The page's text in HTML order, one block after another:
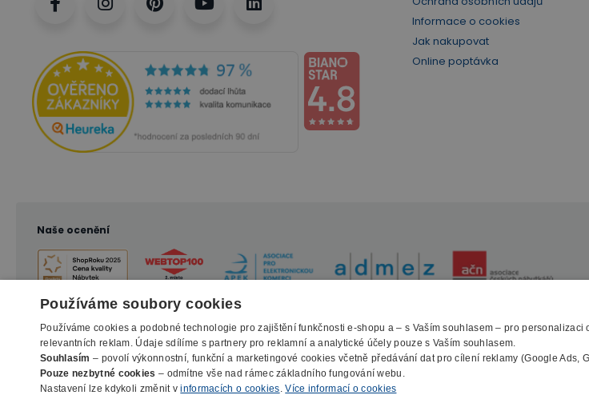
Informace o cookies
Jak nakupovat
Online poptávka
Naše ocenění
© 2010 - 2026 B2B Partner s.r.o. -
Profesionální e-shop na míru
Používáme soubory cookies
Používáme cookies a podobné technologie pro zajištění funkčnosti e-shopu a – s Vaším souhlasem – pro personalizaci
relevantních reklam. Údaje sdílíme s partnery pro reklamní a analytické účely pouze s Vaším souhlasem.
Souhlasím – povolí výkonnostní, funkční a marketingové cookies včetně předávání dat pro cílení reklamy (Google Ads,
Pouze nezbytné cookies – odmítne vše nad rámec základního fungování webu.
Nastavení lze kdykoli změnit vinformacích o cookies. Více informací o cookies